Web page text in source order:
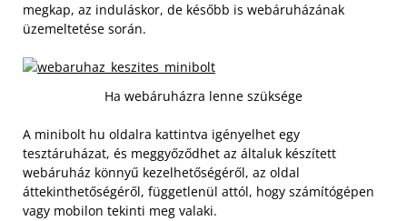
megkap, az induláskor, de később is webáruházának
üzemeltetése során.
Ha webáruházra lenne szüksége
A minibolt hu oldalra kattintva igényelhet egy
tesztáruházat, és meggyőződhet az általuk készített
webáruház könnyű kezelhetőségéről, az oldal
áttekinthetőségéről, függetlenül attól, hogy számítógépen
vagy mobilon tekinti meg valaki.